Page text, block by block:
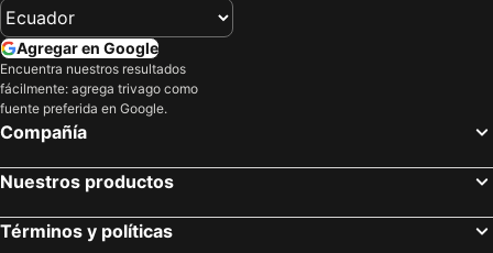
Agregar en Google
Encuentra nuestros resultados
fácilmente: agrega trivago como
fuente preferida en Google.
Compañía
Nuestros productos
Términos y políticas